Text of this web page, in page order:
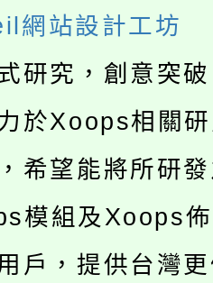
師甄選結果(
融保險知識
學年度學生
新住民語歌
學年度第
師甄選結果(
學年度第
師甄選結果(
化大學推廣
溝通分析基
政府辦理
網站設計工坊
研究，創意突
於Xoops相關
希望能將所研
模組及Xoops
戶，提供台灣